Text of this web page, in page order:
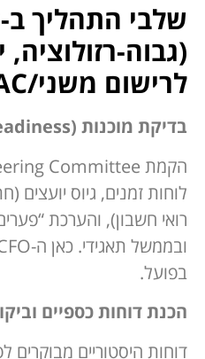
(גבוה-
לרישום משני/‏SPAC)
בדיקת מוכנות (IPO Readiness):
לוחות זמנים, גיוס יועצים
רואי חשבון), והערכת
בפועל.
הכנת דוחות כספיים